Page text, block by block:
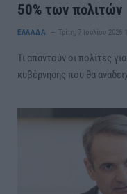
50% των πολιτών
ΕΛΛΑΔΑ Τρίτη, 7 Ιουλίου
Τι απαντούν οι πολίτες
κυβέρνησης που θα